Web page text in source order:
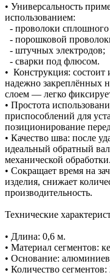
• Универсальность
использованием:
- проволоки сплошного
- порошковой
- штучных электродов;
- сварки под флюсом.
• Конструкция: состоит
надежно закреплённых
слоем — легко
• Простота
приспособлений для
позиционирование
• Качество шва: после
идеальный обратный
механической обработки.
• Сокращает время на
изделия, снижает
производительность.
Технические
• Длина: 0,6 м.
• Материал сегментов:
• Основание:
• Количество